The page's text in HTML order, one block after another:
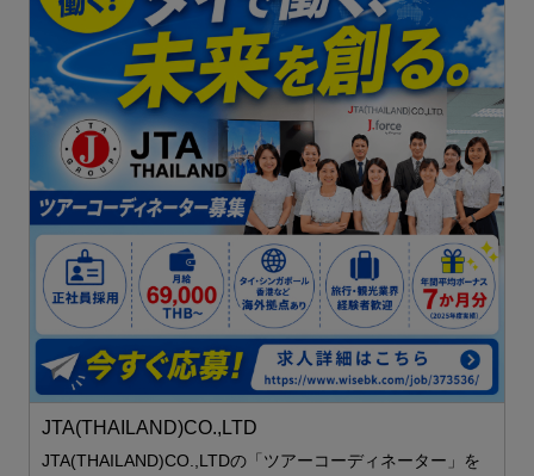
JTA(THAILAND)CO.,LTD
JTA(THAILAND)CO.,LTDの「ツアーコーディネーター」を